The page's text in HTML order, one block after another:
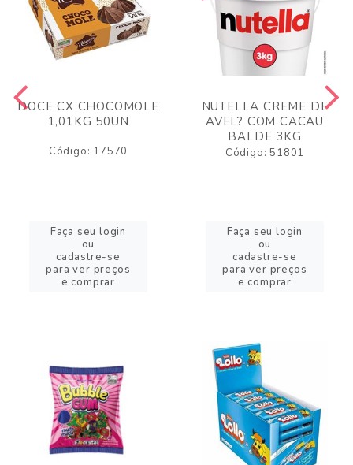
DOCE CX CHOCOMOLE
1,01KG 50UN
Código: 17570
Faça seu login
ou
cadastre-se
para ver preços
e comprar
NUTELLA CREME DE
AVEL? COM CACAU
BALDE 3KG
Código: 51801
Faça seu login
ou
cadastre-se
para ver preços
e comprar